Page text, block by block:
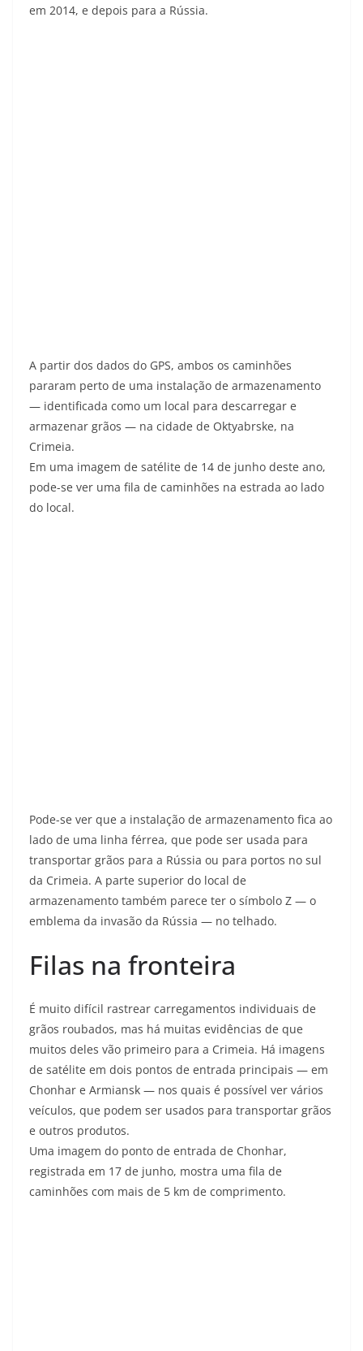
em 2014, e depois para a Rússia.
A partir dos dados do GPS, ambos os caminhões
pararam perto de uma instalação de armazenamento
— identificada como um local para descarregar e
armazenar grãos — na cidade de Oktyabrske, na
Crimeia.
Em uma imagem de satélite de 14 de junho deste ano,
pode-se ver uma fila de caminhões na estrada ao lado
do local.
Pode-se ver que a instalação de armazenamento fica ao
lado de uma linha férrea, que pode ser usada para
transportar grãos para a Rússia ou para portos no sul
da Crimeia. A parte superior do local de
armazenamento também parece ter o símbolo Z — o
emblema da invasão da Rússia — no telhado.
Filas na fronteira
É muito difícil rastrear carregamentos individuais de
grãos roubados, mas há muitas evidências de que
muitos deles vão primeiro para a Crimeia. Há imagens
de satélite em dois pontos de entrada principais — em
Chonhar e Armiansk — nos quais é possível ver vários
veículos, que podem ser usados ​​para transportar grãos
e outros produtos.
Uma imagem do ponto de entrada de Chonhar,
registrada em 17 de junho, mostra uma fila de
caminhões com mais de 5 km de comprimento.